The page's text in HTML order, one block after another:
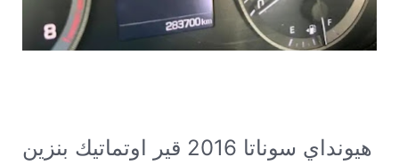
هيونداي سوناتا 2016 قير اوتماتيك بنزين